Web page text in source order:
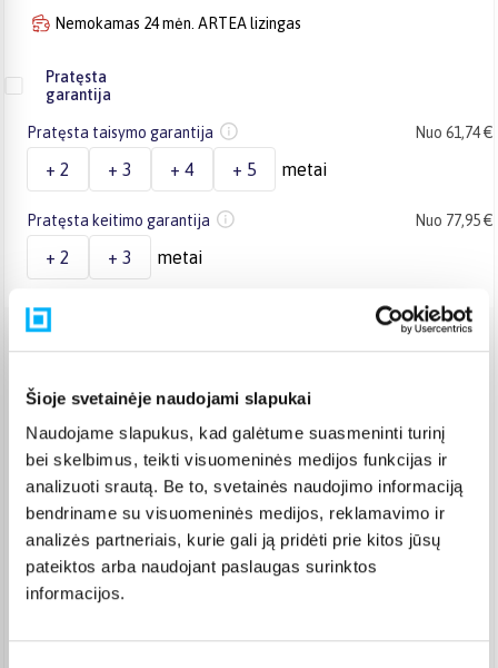
Šioje svetainėje naudojami slapukai
Naudojame slapukus, kad galėtume suasmeninti turinį
bei skelbimus, teikti visuomeninės medijos funkcijas ir
analizuoti srautą. Be to, svetainės naudojimo informaciją
bendriname su visuomeninės medijos, reklamavimo ir
analizės partneriais, kurie gali ją pridėti prie kitos jūsų
pateiktos arba naudojant paslaugas surinktos
informacijos.
Nemokamas 24 mėn. ARTEA lizingas
Pratęsta
garantija
Pratęsta taisymo garantija Nuo 61,74 €
+ 2 + 3 + 4 + 5 metai
Pratęsta keitimo garantija Nuo 77,95 €
+ 2 + 3 metai
Venipak paštomatas (2,39 €)
Rugpjūtis 18d. - Rugpjūtis 24d.
Venipak kurjeris 2,99 €)
Rugpjūtis 18d. - Rugpjūtis 25d.
Omniva paštomatas (2,39 €)
Pristato ir šeštadienį
Rugpjūtis 18d. - Rugpjūtis 24d.
Smartposti paštomatas (2,19 €
Pristato ir šeštadienį
DPD kurjeris (3,99 €)